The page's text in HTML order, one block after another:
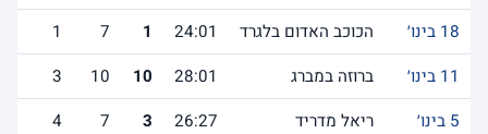
18 בינו׳
הכוכב האדום בלגרד 24:01
1
7
1
11 בינו׳
ברוזה במברג 28:01
10
10
3
5 בינו׳
ריאל מדריד 26:27
3
7
4